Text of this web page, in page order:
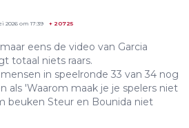
2026 om 17:39 + 20725
eens de video van Garcia
totaal niets raars.
in speelronde 33 van 34 nog
als 'Waarom maak je je spelers niet
beuken Steur en Bounida niet